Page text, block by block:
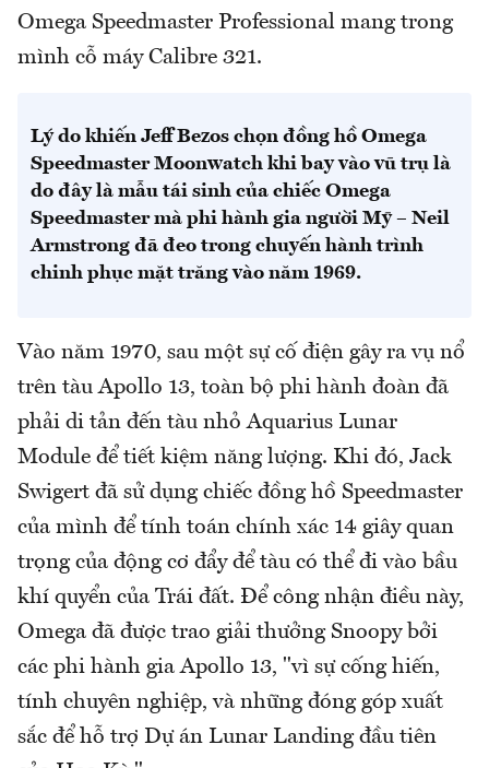
Omega Speedmaster Professional mang trong
mình cỗ máy Calibre 321.
Lý do khiến Jeff Bezos chọn đồng hồ Omega
Speedmaster Moonwatch khi bay vào vũ trụ là
do đây là mẫu tái sinh của chiếc Omega
Speedmaster mà phi hành gia người Mỹ – Neil
Armstrong đã đeo trong chuyến hành trình
chinh phục mặt trăng vào năm 1969.
Vào năm 1970, sau một sự cố điện gây ra vụ nổ
trên tàu Apollo 13, toàn bộ phi hành đoàn đã
phải di tản đến tàu nhỏ Aquarius Lunar
Module để tiết kiệm năng lượng. Khi đó, Jack
Swigert đã sử dụng chiếc đồng hồ Speedmaster
của mình để tính toán chính xác 14 giây quan
trọng của động cơ đẩy để tàu có thể đi vào bầu
khí quyển của Trái đất. Để công nhận điều này,
Omega đã được trao giải thưởng Snoopy bởi
các phi hành gia Apollo 13, "vì sự cống hiến,
tính chuyên nghiệp, và những đóng góp xuất
sắc để hỗ trợ Dự án Lunar Landing đầu tiên